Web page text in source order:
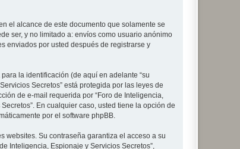
el alcance de este documento que solamente se
ser, y no limitado a: envíos como usuario anónimo
enviados por usted después de registrarse y
la identificación (de aquí en adelante “su
Secretos” está protegida por las leyes de
de e-mail requerida por “Foro de Inteligencia,
En cualquier caso, usted tiene la opción de
por el software phpBB.
websites. Su contraseña garantiza el acceso a su
Inteligencia, Espionaje y Servicios Secretos”,